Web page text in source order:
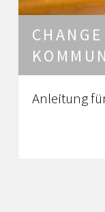
Anleitung